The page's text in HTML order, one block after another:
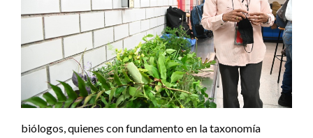
biólogos, quienes con fundamento en la taxonomía